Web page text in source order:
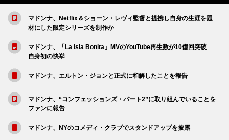
マドンナ、Netflix＆ショーン・レヴィ監督と提携し自身の生涯を題
材にした限定シリーズを制作か
マドンナ、「La Isla Bonita」MVのYouTube再生数が10億回突破
自身初の快挙
マドンナ、エルトン・ジョンと正式に和解したことを報告
マドンナ、“コンフェッションズ・パート2”に取り組んでいることを
ファンに報告
マドンナ、NYのコメディ・クラブでスタンドアップを披露